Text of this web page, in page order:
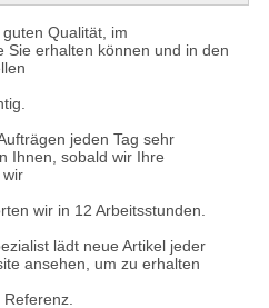
Qualität, im
Sie erhalten können und in den
jeden Tag sehr
Ihnen, sobald wir Ihre
wir
wir in 12 Arbeitsstunden.
lädt neue Artikel jeder
ansehen, um zu erhalten